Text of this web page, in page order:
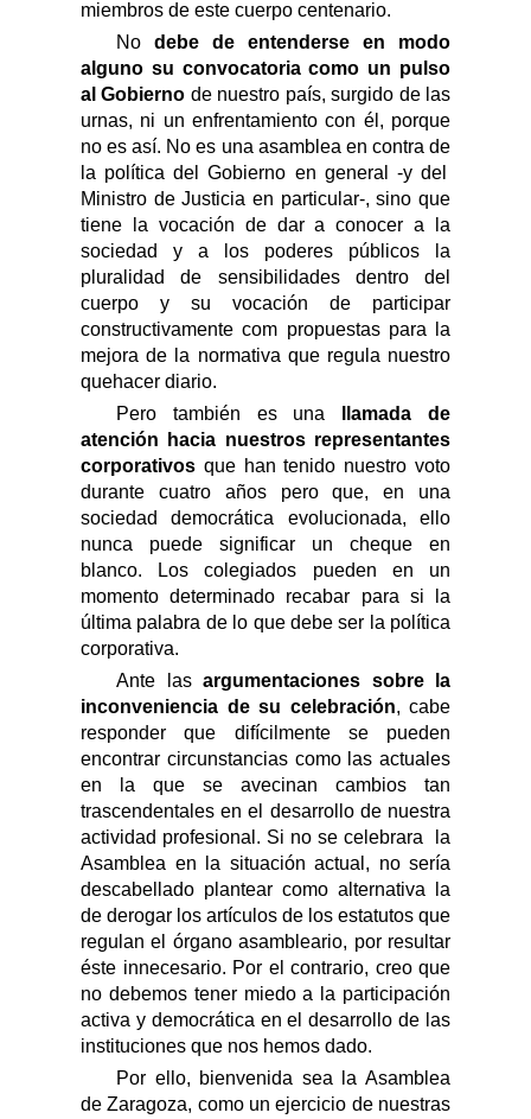
miembros de este cuerpo centenario.
No debe de entenderse en modo
alguno su convocatoria como un pulso
al Gobierno de nuestro país,surgido de las
urnas, ni un enfrentamiento con él, porque
no es así. No es una asamblea en contra de
la política del Gobierno en general -y del
Ministro de Justicia en particular-, sino que
tiene la vocación de dar a conocer a la
sociedad y a los poderes públicos la
pluralidad de sensibilidades dentro del
cuerpo y su vocación de participar
constructivamente com propuestas para la
mejora de la normativa que regula nuestro
quehacer diario.
Pero también es una
llamada de
atención hacia nuestros representantes
corporativos que han tenido nuestro voto
durante cuatro años pero que, en una
sociedad democrática evolucionada, ello
nunca puede significar un cheque en
blanco. Los colegiados pueden en un
momento determinado recabar para si la
última palabra de lo que debe ser la política
corporativa.
Ante las argumentaciones sobre la
inconveniencia de su celebración, cabe
responderque difícilmente se pueden
encontrar circunstancias como las actuales
en la que se avecinan cambios tan
trascendentales en el desarrollo de nuestra
actividad profesional. Si no se celebrara la
Asamblea en la situación actual, no sería
descabellado plantear como alternativa la
de derogar los artículos de los estatutos que
regulanel órgano asambleario, por resultar
éste innecesario. Por el contrario, creo que
no debemos tener miedoa la participación
activa y democrática en el desarrollo de las
instituciones que nos hemos dado.
Por ello, bienvenida sea la Asamblea
de Zaragoza, como un ejercicio de nuestras